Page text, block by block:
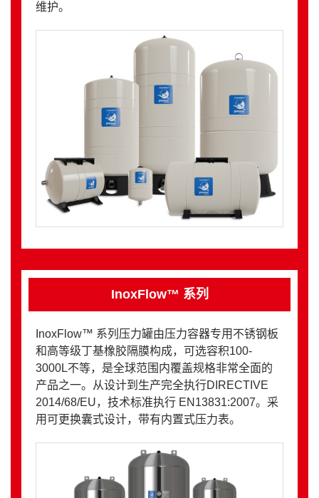
维护。
InoxFlow™ 系列
InoxFlow™ 系列压力罐由压力容器专用不锈钢板
和高等级丁基橡胶隔膜构成，可选容积100-
3000L不等，是全球范围内覆盖规格非常全面的
产品之一。从设计到生产完全执行DIRECTIVE
2014/68/EU，技术标准执行 EN13831:2007。采
用可更换囊式设计，带有内置式压力表。